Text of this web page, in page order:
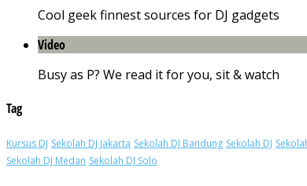
Cool geek finnest sources for DJ gadgets
Video
Busy as P? We read it for you, sit & watch
Tag
Kursus DJ Sekolah DJ Jakarta Sekolah DJ Bandung Sekolah DJ
Sekolah DJ Medan Sekolah DJ Solo